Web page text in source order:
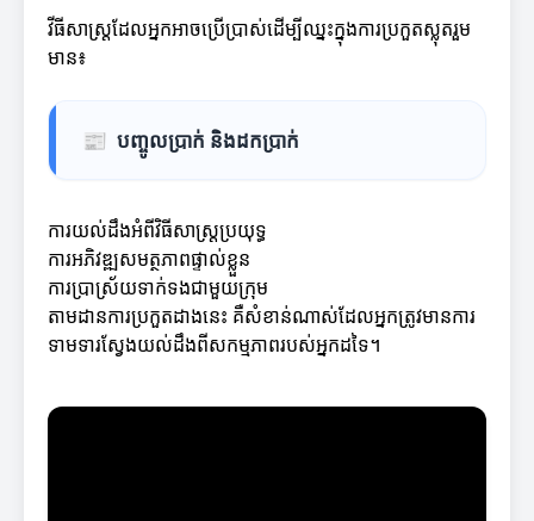
វីធីសាស្ត្រដែលអ្នកអាចប្រើប្រាស់ដើម្បីឈ្នះក្នុងការប្រកួតស្លុតរួម
មាន៖
📰 បញ្ចូលប្រាក់ និងដកប្រាក់
ការយល់ដឹងអំពីវិធីសាស្ត្រប្រយុទ្ធ
ការអភិវឌ្ឍសមត្ថភាពផ្ទាល់ខ្លួន
ការប្រាស្រ័យទាក់ទងជាមួយក្រុម
តាមដានការប្រកួតដាងនេះ គឺសំខាន់ណាស់ដែលអ្នកត្រូវមានការ
ទាមទារស្វែងយល់ដឹងពីសកម្មភាពរបស់អ្នកដទៃ។